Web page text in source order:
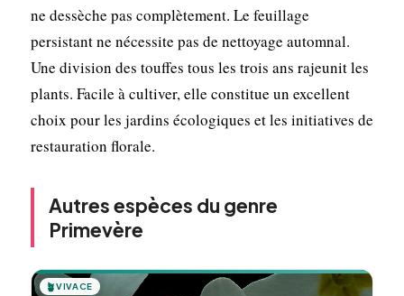
ne dessèche pas complètement. Le feuillage
persistant ne nécessite pas de nettoyage automnal.
Une division des touffes tous les trois ans rajeunit les
plants. Facile à cultiver, elle constitue un excellent
choix pour les jardins écologiques et les initiatives de
restauration florale.
Autres espèces du genre
Primevère
🪴VIVACE